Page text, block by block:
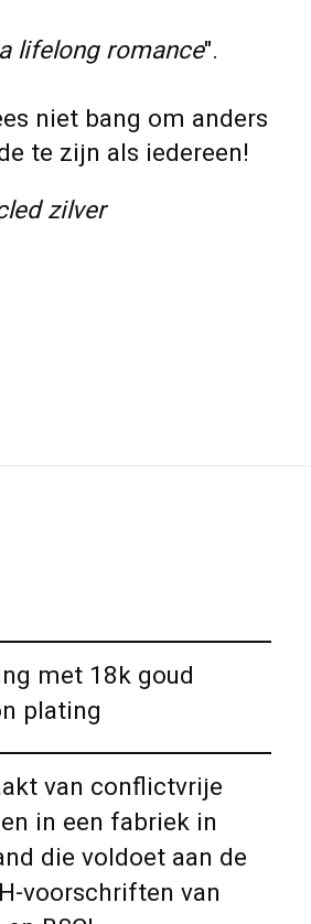
lifelong romance".
niet bang om anders
te zijn als iedereen!
zilver
met 18k goud
plating
van conflictvrije
in een fabriek in
die voldoet aan de
voorschriften van